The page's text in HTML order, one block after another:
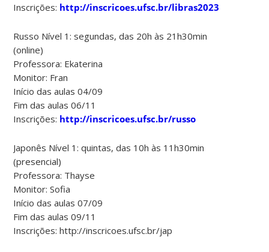
Inscrições: http://inscricoes.ufsc.br/libras2023
Russo Nível 1: segundas, das 20h às 21h30min
(online)
Professora: Ekaterina
Monitor: Fran
Início das aulas 04/09
Fim das aulas 06/11
Inscrições: http://inscricoes.ufsc.br/russo
Japonês Nível 1: quintas, das 10h às 11h30min
(presencial)
Professora: Thayse
Monitor: Sofia
Início das aulas 07/09
Fim das aulas 09/11
Inscrições: http://inscricoes.ufsc.br/jap